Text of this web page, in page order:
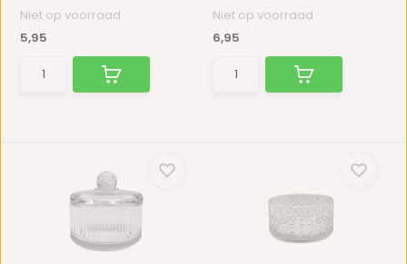
Niet op voorraad
5,95
Niet op voorraad
6,95